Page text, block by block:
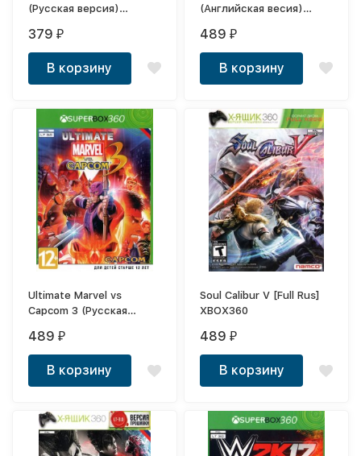
(Русская версия)
379₽
В корзину
(Английская весия)
489₽
В корзину
Ultimate Marvel vs
Capcom 3 (Русская
489₽
В корзину
Soul Calibur V [Full Rus]
XBOX360
489₽
В корзину